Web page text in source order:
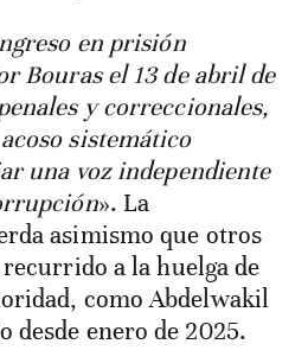
en prisión
Bouras el 13 de abril de
y correccionales,
sistemático
una voz independiente
». La
asimismo que otros
a la huelga de
como Abdelwakil
desde enero de 2025.